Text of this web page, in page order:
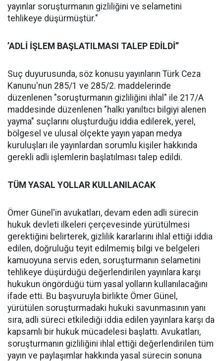
yayınlar soruşturmanın gizliliğini ve selametini
tehlikeye düşürmüştür."
’ADLİ İŞLEM BAŞLATILMASI TALEP EDİLDİ’’
Suç duyurusunda, söz konusu yayınların Türk Ceza
Kanunu'nun 285/1 ve 285/2. maddelerinde
düzenlenen "soruşturmanın gizliliğini ihlal" ile 217/A
maddesinde düzenlenen "halkı yanıltıcı bilgiyi alenen
yayma" suçlarını oluşturduğu iddia edilerek, yerel,
bölgesel ve ulusal ölçekte yayın yapan medya
kuruluşları ile yayınlardan sorumlu kişiler hakkında
gerekli adli işlemlerin başlatılması talep edildi.
TÜM YASAL YOLLAR KULLANILACAK
Ömer Günel'in avukatları, devam eden adli sürecin
hukuk devleti ilkeleri çerçevesinde yürütülmesi
gerektiğini belirterek, gizlilik kararlarını ihlal ettiği iddia
edilen, doğruluğu teyit edilmemiş bilgi ve belgeleri
kamuoyuna servis eden, soruşturmanın selametini
tehlikeye düşürdüğü değerlendirilen yayınlara karşı
hukukun öngördüğü tüm yasal yolların kullanılacağını
ifade etti. Bu başvuruyla birlikte Ömer Günel,
yürütülen soruşturmadaki hukuki savunmasının yanı
sıra, adli süreci etkilediği iddia edilen yayınlara karşı da
kapsamlı bir hukuk mücadelesi başlattı. Avukatları,
soruşturmanın gizliliğini ihlal ettiği değerlendirilen tüm
yayın ve paylaşımlar hakkında yasal sürecin sonuna